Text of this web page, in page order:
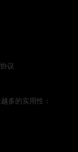
议
多的实用性：